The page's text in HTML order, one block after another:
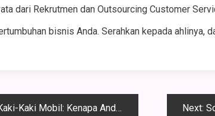
dari Rekrutmen dan Outsourcing Customer
bisnis Anda. Serahkan kepada ahlinya,
Memperhatikan Service Kaki-Kaki Mobil secara Rutin Next: